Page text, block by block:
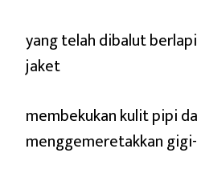
yang telah dibalut
jaket
membekukan kulit pipi
menggemeretakkan